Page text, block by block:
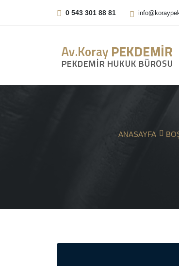
0 543 301 88 81
ANASAYFA